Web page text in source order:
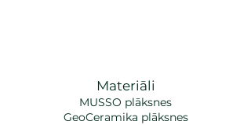
Materiāli
MUSSO plāksnes
GeoCeramika plāksnes